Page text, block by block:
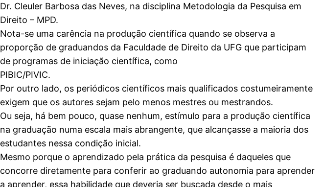
Dr. Cleuler Barbosa das Neves, na disciplina Metodologia da Pesquisa em
Direito – MPD.
Nota-se uma carência na produção científica quando se observa a
proporção de graduandos da Faculdade de Direito da UFG que participam
de programas de iniciação científica, como
PIBIC/PIVIC.
Por outro lado, os periódicos científicos mais qualificados costumeiramente
exigem que os autores sejam pelo menos mestres ou mestrandos.
Ou seja, há bem pouco, quase nenhum, estímulo para a produção científica
na graduação numa escala mais abrangente, que alcançasse a maioria dos
estudantes nessa condição inicial.
Mesmo porque o aprendizado pela prática da pesquisa é daqueles que
concorre diretamente para conferir ao graduando autonomia para aprender
a aprender, essa habilidade que deveria ser buscada desde o mais